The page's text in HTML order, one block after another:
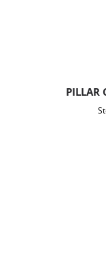
PILLAR